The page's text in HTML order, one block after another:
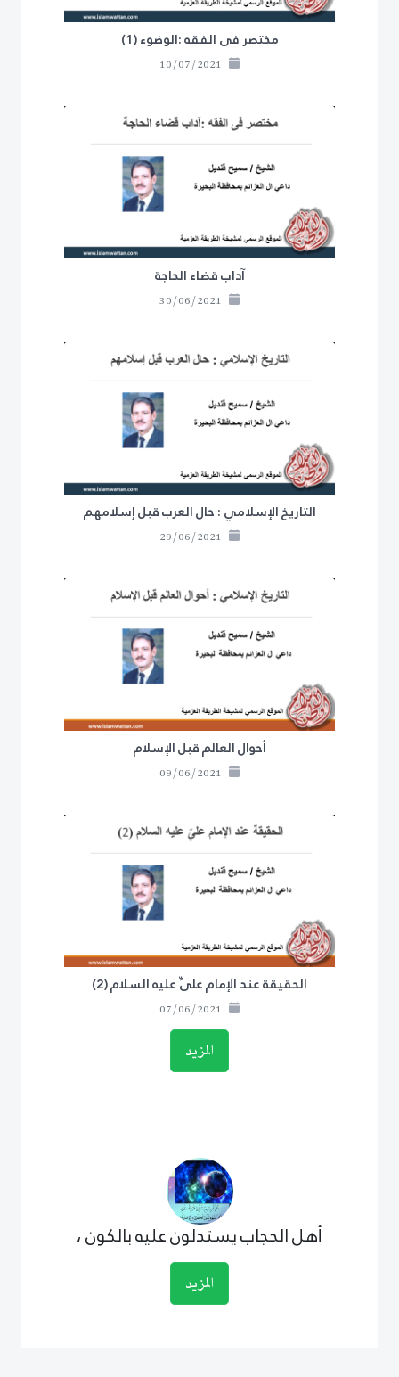
مختصر فى الفقه :الوضوء (1)
آداب قضاء الحاجة
التاريخ الإسلامي : حال العرب قبل إسلامهم
أحوال العالم قبل الإسلام
الحقيقة عند الإمام علىِّ عليه السلام (2)
المزيد
أهل الحجاب يستدلون عليه بالكون ،
المزيد